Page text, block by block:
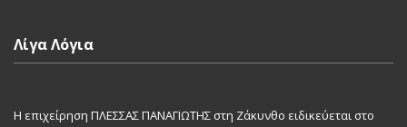
Λίγα Λόγια
Η επιχείρηση ΠΛΕΣΣΑΣ ΠΑΝΑΓΙΩΤΗΣ στη Ζάκυνθο ειδικεύεται στο